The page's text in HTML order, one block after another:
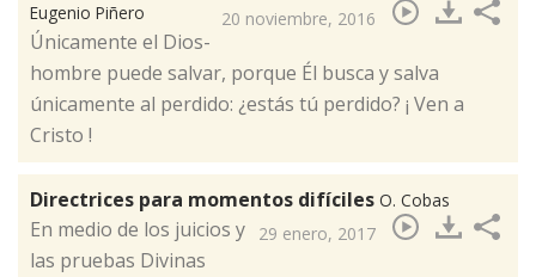
Eugenio Piñero 20 noviembre, 2016
Únicamente el Dios-
hombre puede salvar, porque Él busca y salva
únicamente al perdido: ¿estás tú perdido? ¡ Ven a
Cristo !​
Directrices para momentos difíciles O. Cobas
29 enero, 2017
En medio de los juicios y
las pruebas Divinas